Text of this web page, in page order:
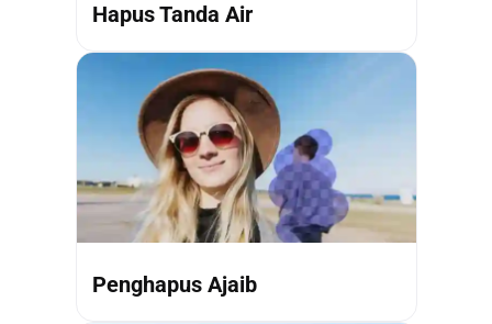
Hapus Tanda Air
Penghapus Ajaib